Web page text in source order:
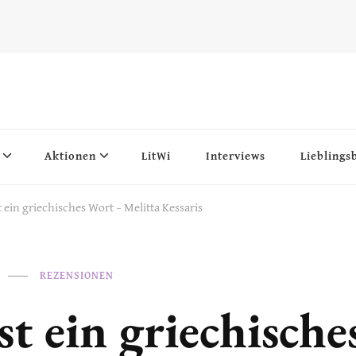
Aktionen LitWi Interviews
ein griechisches Wort – Melitta Kessaris
REZENSIONEN
ein